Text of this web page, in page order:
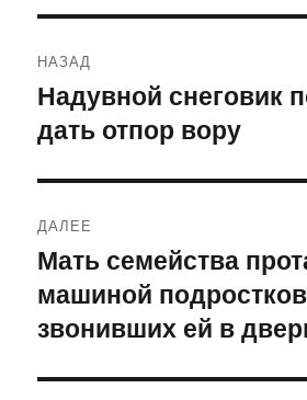
по
записям
НАЗАД
Предыдущая
запись:
Надувной снеговик
дать отпор вору
ДАЛЕЕ
Следующая
запись:
Мать семейства
машиной
звонивших ей в